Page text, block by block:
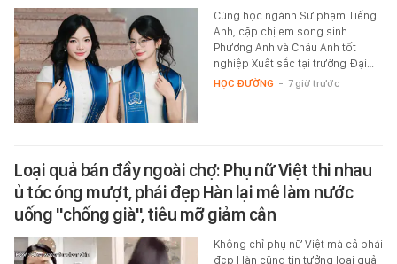
Cùng học ngành Sư phạm Tiếng
Anh, cặp chị em song sinh
Phương Anh và Châu Anh tốt
nghiệp Xuất sắc tại trường Đại…
HỌC ĐƯỜNG - 7 giờ trước
Loại quả bán đầy ngoài chợ: Phụ nữ Việt thi nhau
ủ tóc óng mượt, phái đẹp Hàn lại mê làm nước
uống "chống già", tiêu mỡ giảm cân
Không chỉ phụ nữ Việt mà cả phái
đẹp Hàn cũng tin tưởng loại quả